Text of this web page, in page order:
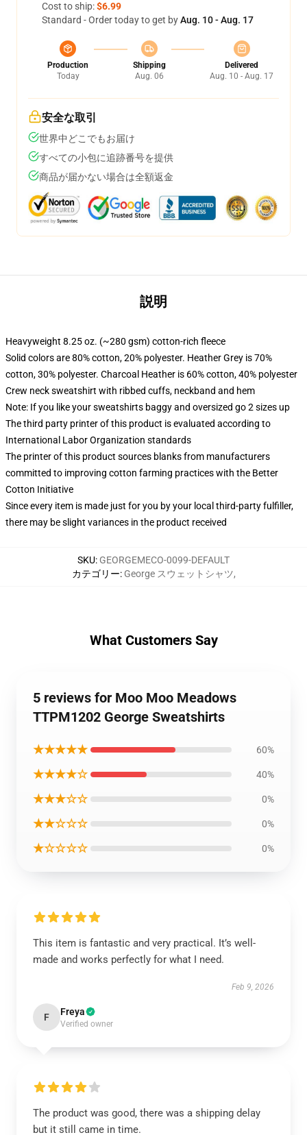
Cost to ship:$6.99
Standard - Order today to get byAug. 10 - Aug. 17
Production
Today
Shipping
Aug. 06
Delivered
Aug. 10 - Aug. 17
安全な取引
世界中どこでもお届け
すべての小包に追跡番号を提供
商品が届かない場合は全額返金
説明
Heavyweight 8.25 oz. (~280 gsm) cotton-rich fleece
Solid colors are 80% cotton, 20% polyester. Heather Grey is 70%
cotton, 30% polyester. Charcoal Heather is 60% cotton, 40% polyester
Crew neck sweatshirt with ribbed cuffs, neckband and hem
Note: If you like your sweatshirts baggy and oversized go 2 sizes up
The third party printer of this product is evaluated according to
International Labor Organization standards
The printer of this product sources blanks from manufacturers
committed to improving cotton farming practices with the Better
Cotton Initiative
Since every item is made just for you by your local third-party fulfiller,
there may be slight variances in the product received
SKU: GEORGEMECO-0099-DEFAULT
カテゴリー: George スウェットシャツ,
What Customers Say
5 reviews for Moo Moo Meadows
TTPM1202 George Sweatshirts
★★★★★ 60%
★★★★☆ 40%
★★★☆☆ 0%
★★☆☆☆ 0%
★☆☆☆☆ 0%
This item is fantastic and very practical. It’s well-
made and works perfectly for what I need.
Feb 9, 2026
F Freya
Verified owner
The product was good, there was a shipping delay
but it still came in time.